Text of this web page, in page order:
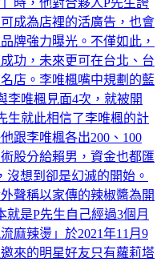
成為店裡的活廣告，也會
牌強力曝光。不僅如此，
功，未來更可在台北、台
店。李唯楓嘴中規劃的藍
李唯楓見面4次，就被開
生就此相信了李唯楓的計
跟李唯楓各出200、100
股分給賴男，資金也都匯
沒想到卻是幻滅的開始。
聲稱以家傳的辣椒醬為開
就是P先生自己經過3個月
麻辣燙」於2021年11月9
來的明星好友只有蘿莉塔